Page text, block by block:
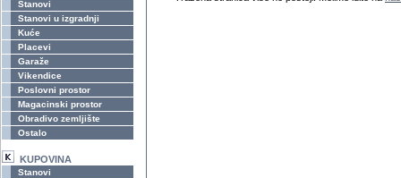
Stanovi
Stanovi u izgradnji
Kuće
Placevi
Garaže
Vikendice
Poslovni prostor
Magacinski prostor
Obradivo zemljište
Ostalo
KUPOVINA
Stanovi